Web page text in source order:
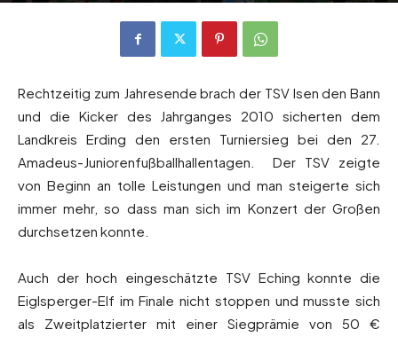
Rechtzeitig zum Jahresende brach der TSV Isen den Bann
und die Kicker des Jahrganges 2010 sicherten dem
Landkreis Erding den ersten Turniersieg bei den 27.
Amadeus-Juniorenfußballhallentagen. Der TSV zeigte
von Beginn an tolle Leistungen und man steigerte sich
immer mehr, so dass man sich im Konzert der Großen
durchsetzen konnte.
Auch der hoch eingeschätzte TSV Eching konnte die
Eiglsperger-Elf im Finale nicht stoppen und musste sich
als Zweitplatzierter mit einer Siegprämie von 50 €